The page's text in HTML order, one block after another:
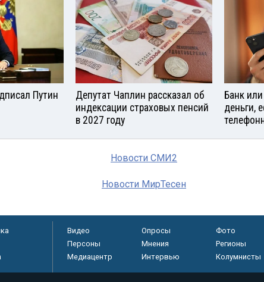
Путин
Депутат Чаплин рассказал об
индексации страховых пенсий
в 2027 году
Банк
деньги,
Новости СМИ2
Новости МирТесен
Видео Опросы
Фото
Персоны
Мнения
Регионы
Медиацентр
Интервью Колумнисты